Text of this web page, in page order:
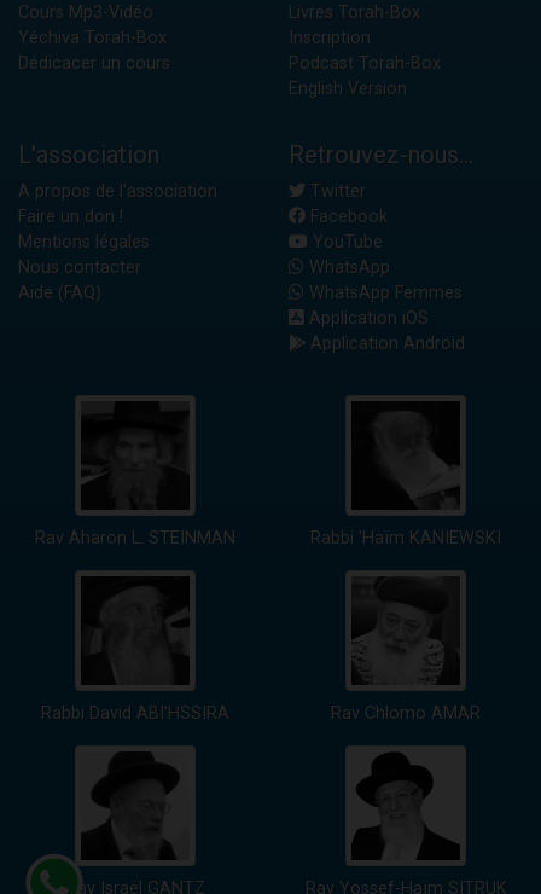
Cours Mp3-Vidéo
Yéchiva Torah-Box
Dédicacer un cours
Livres Torah-Box
Inscription
Podcast Torah-Box
English Version
L'association
A propos de l'association
Faire un don !
Mentions légales
Nous contacter
Aide (FAQ)
Retrouvez-nous...
Twitter
Facebook
YouTube
WhatsApp
WhatsApp Femmes
Application iOS
Application Android
Rav Aharon L. STEINMAN Rabbi 'Haïm KANIEWSKI
Rabbi David ABI'HSSIRA Rav Chlomo AMAR
Rav Israël GANTZ Rav Yossef-Haïm SITRUK